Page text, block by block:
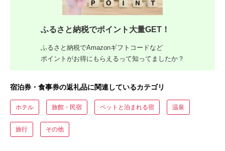
ふるさと納税でポイント大量GET！
ふるさと納税でAmazonギフトコードなど
ポイントがお得にもらえるって知ってましたか？
宿泊券・食事券の返礼品に関連しているカテゴリ
ホテル 旅館・民宿 ペットと泊まれる宿 温泉
旅行 その他